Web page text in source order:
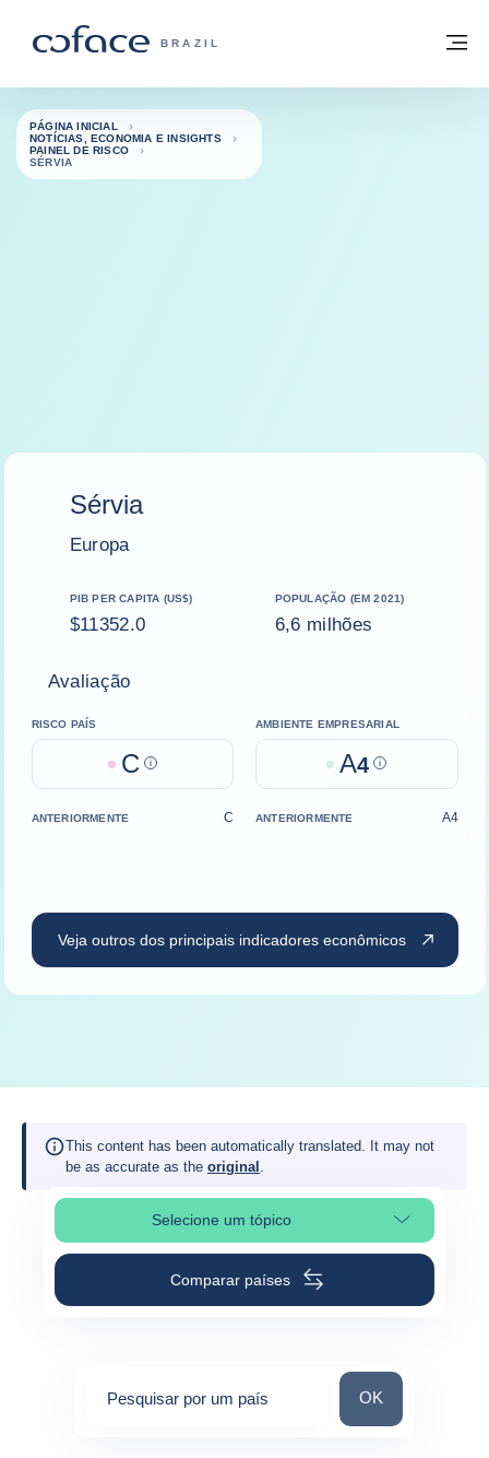
COFACE FOR TRADE - SITE DO GRUPO
BRAZIL
Voltar à página inicial
PÁGINA INICIAL
NOTÍCIAS, ECONOMIA E INSIGHTS
PAINEL DE RISCO
SÉRVIA
Sérvia
Europa
PIB PER CAPITA (US$)
$11352.0
POPULAÇÃO (EM 2021)
6,6 milhões
Avaliação
RISCO PAÍS
C Help
AMBIENTE EMPRESARIAL
A4 Help
ANTERIORMENTE C ANTERIORMENTE A4
Veja outros dos principais indicadores econômicos
This content has been automatically translated. It may not
be as accurate as the original .
Selecione um tópicoSelecione a seção da página
Comparar países
Pesquisar por um país Pesquisar por um
OK